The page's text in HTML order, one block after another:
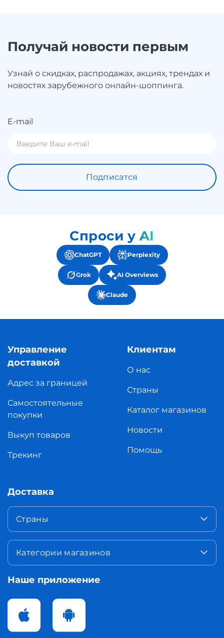
Получай новости первым
Узнай о скидках, распродажах, акциях, трендах и
новостях зарубежного онлайн-шоппинга.
E-mail
Подписатся
Спроси у AI
ChatGPT Perplexity
Grok AI Overviews
Claude
Управление
доставкой
Адрес за границей
Самостоятельные
покупки
Выкуп товаров
Трекинг
Клиентам
О нас
Страны
Каталог магазинов
Новости
Помощь
Доставка
Страны
Категории магазинов
Наше приложение